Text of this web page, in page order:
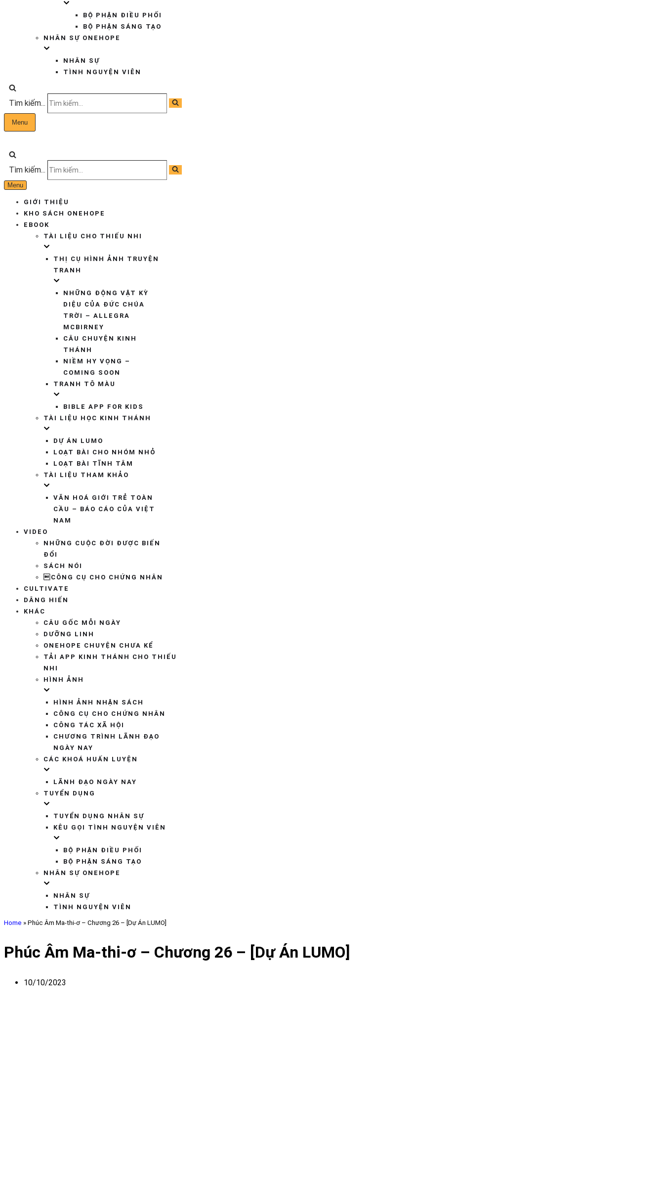
BỘ PHẬN ĐIỀU PHỐI
BỘ PHẬN SÁNG TẠO
NHÂN SỰ ONEHOPE
NHÂN SỰ
TÌNH NGUYỆN VIÊN
Tìm kiếm...
Menu
Tìm kiếm...
Menu
GIỚI THIỆU
KHO SÁCH ONEHOPE
EBOOK
TÀI LIỆU CHO THIẾU NHI
THỊ CỤ HÌNH ẢNH TRUYỆN
TRANH
NHỮNG ĐỘNG VẬT KỲ
DIỆU CỦA ĐỨC CHÚA
TRỜI – ALLEGRA
MCBIRNEY
CÂU CHUYỆN KINH
THÁNH
NIỀM HY VỌNG –
COMING SOON
TRANH TÔ MÀU
BIBLE APP FOR KIDS
TÀI LIỆU HỌC KINH THÁNH
DỰ ÁN LUMO
LOẠT BÀI CHO NHÓM NHỎ
LOẠT BÀI TĨNH TÂM
TÀI LIỆU THAM KHẢO
VĂN HOÁ GIỚI TRẺ TOÀN
CẦU – BÁO CÁO CỦA VIỆT
NAM
VIDEO
NHỮNG CUỘC ĐỜI ĐƯỢC BIẾN
ĐỔI
SÁCH NÓI
CÔNG CỤ CHO CHỨNG NHÂN
CULTIVATE
DÂNG HIẾN
KHÁC
CÂU GỐC MỖI NGÀY
DƯỠNG LINH
ONEHOPE CHUYỆN CHƯA KỂ
TẢI APP KINH THÁNH CHO THIẾU
NHI
HÌNH ẢNH
HÌNH ẢNH NHẬN SÁCH
CÔNG CỤ CHO CHỨNG NHÂN
CÔNG TÁC XÃ HỘI
CHƯƠNG TRÌNH LÃNH ĐẠO
NGÀY NAY
CÁC KHOÁ HUẤN LUYỆN
LÃNH ĐẠO NGÀY NAY
TUYỂN DỤNG
TUYỂN DỤNG NHÂN SỰ
KÊU GỌI TÌNH NGUYỆN VIÊN
BỘ PHẬN ĐIỀU PHỐI
BỘ PHẬN SÁNG TẠO
NHÂN SỰ ONEHOPE
NHÂN SỰ
TÌNH NGUYỆN VIÊN
Home » Phúc Âm Ma-thi-ơ – Chương 26 – [Dự Án LUMO]
Phúc Âm Ma-thi-ơ – Chương 26 – [Dự Án LUMO]
10/10/2023